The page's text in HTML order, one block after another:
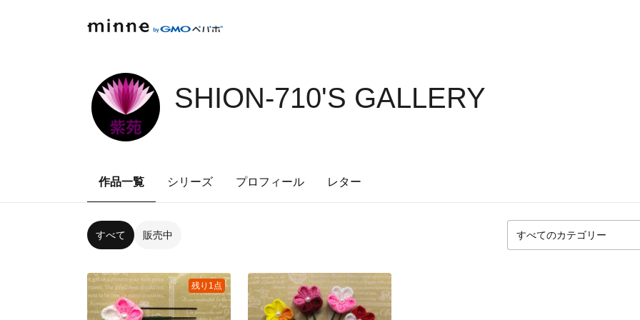
SHION-710'S GALLERY
作品一覧 シリーズ プロフィール レター
すべて 販売中
残り1点